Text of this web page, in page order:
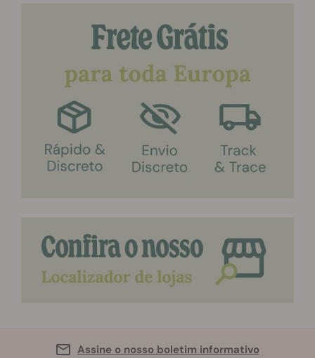
Assine o nosso boletim informativo